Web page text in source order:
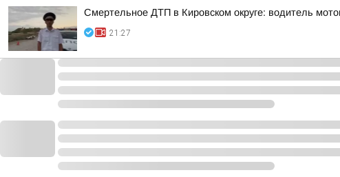
Смертельное ДТП в Кировском округе: водитель
21:27